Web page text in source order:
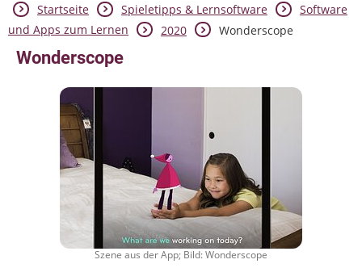
Die Jüngsten im Netz
Lexikon
Aktuelles
Startseite Spieletipps & Lernsoftware
Software
und Apps zum Lernen
2020 Wonderscope
Wonderscope
Szene aus der App; Bild: Wonderscope